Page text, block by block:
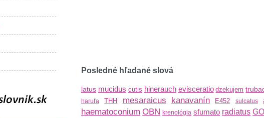
Posledné hľadané slová
latus mucidus cutis hinerauch evisceratio dzekujem
haruľa
THH mesaraicus kanavanín E452 sulcatus
haematoconium OBN krenológia sfumato radiatus